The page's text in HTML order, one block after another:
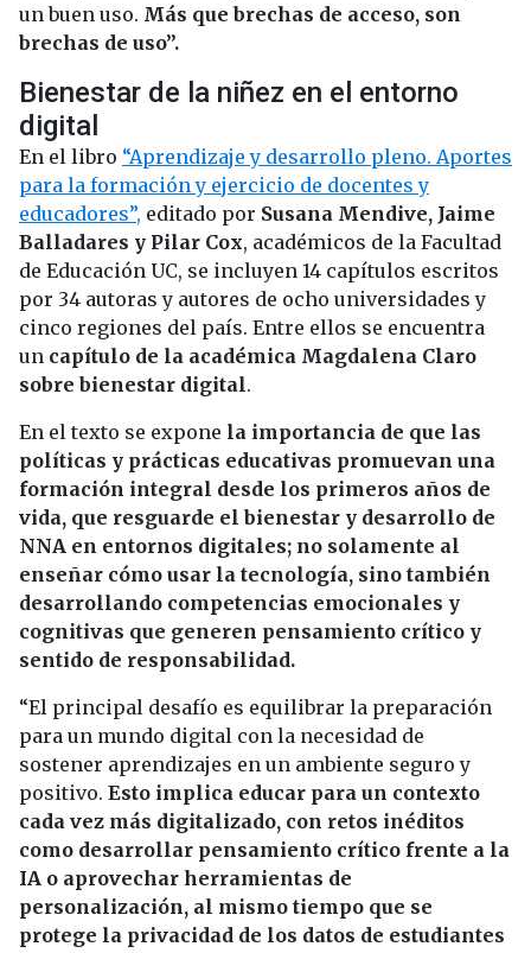
un buen uso. Más que brechas de acceso, son
brechas de uso”.
Bienestar de la niñez en el entorno
digital
En el libro “Aprendizaje y desarrollo pleno. Aportes
para la formación y ejercicio de docentes y
educadores”, editado por Susana Mendive, Jaime
Balladares y Pilar Cox, académicos de la Facultad
de Educación UC, se incluyen 14 capítulos escritos
por 34 autoras y autores de ocho universidades y
cinco regiones del país. Entre ellos se encuentra
un capítulo de la académica Magdalena Claro
sobre bienestar digital.
En el texto se expone la importancia de que las
políticas y prácticas educativas promuevan una
formación integral desde los primeros años de
vida, que resguarde el bienestar y desarrollo de
NNA en entornos digitales; no solamente al
enseñar cómo usar la tecnología, sino también
desarrollando competencias emocionales y
cognitivas que generen pensamiento crítico y
sentido de responsabilidad.
“El principal desafío es equilibrar la preparación
para un mundo digital con la necesidad de
sostener aprendizajes en un ambiente seguro y
positivo. Esto implica educar para un contexto
cada vez más digitalizado, con retos inéditos
como desarrollar pensamiento crítico frente a la
IA o aprovechar herramientas de
personalización, al mismo tiempo que se
protege la privacidad de los datos de estudiantes